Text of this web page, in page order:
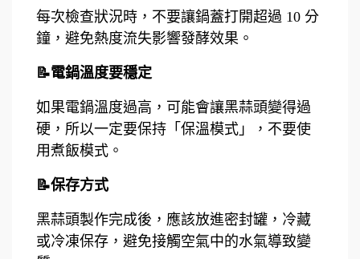
每次檢查狀況時，不要讓鍋蓋打開超過 10 分
鐘，避免熱度流失影響發酵效果。
📝電鍋溫度要穩定
如果電鍋溫度過高，可能會讓黑蒜頭變得過
硬，所以一定要保持「保溫模式」，不要使
用煮飯模式。
📝保存方式
黑蒜頭製作完成後，應該放進密封罐，冷藏
或冷凍保存，避免接觸空氣中的水氣導致變